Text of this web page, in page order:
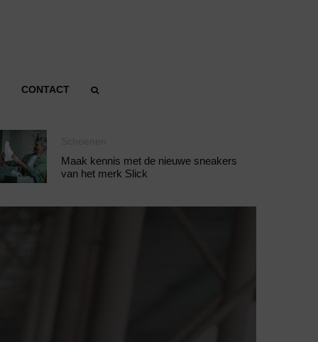
CONTACT
Maak kennis met de nieuwe sneakers
van het merk Slick